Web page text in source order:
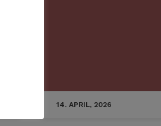
14. APRIL, 2026